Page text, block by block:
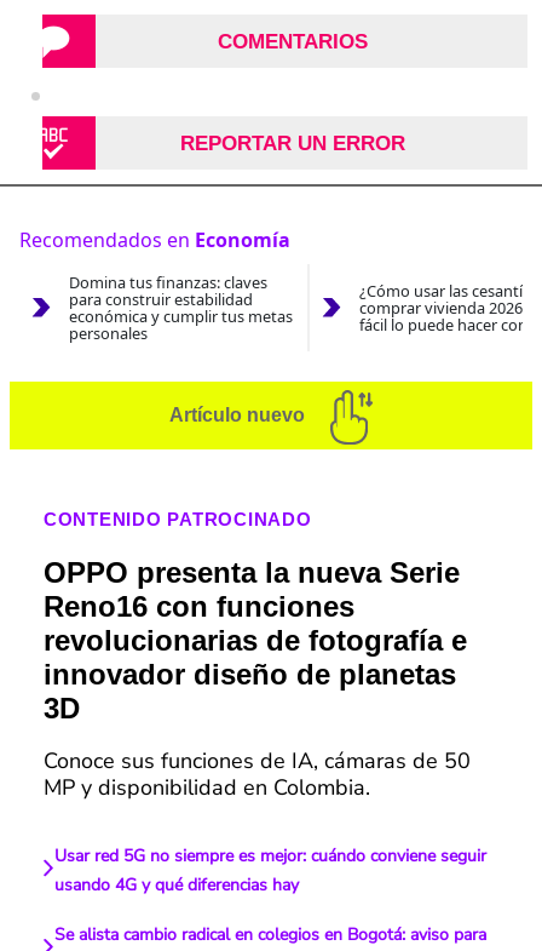
COMENTARIOS
REPORTAR UN ERROR
Recomendados en Economía
Domina tus finanzas: claves
para construir estabilidad
económica y cumplir tus metas
personales
¿Cómo usar las
comprar vivienda 2026?
fácil lo puede hacer con
Artículo nuevo
CONTENIDO PATROCINADO
OPPO presenta la nueva Serie
Reno16 con funciones
revolucionarias de fotografía e
innovador diseño de planetas
3D
Conoce sus funciones de IA, cámaras de 50
MP y disponibilidad en Colombia.
Usar red 5G no siempre es mejor: cuándo conviene seguir
usando 4G y qué diferencias hay
Se alista cambio radical en colegios en Bogotá: aviso para